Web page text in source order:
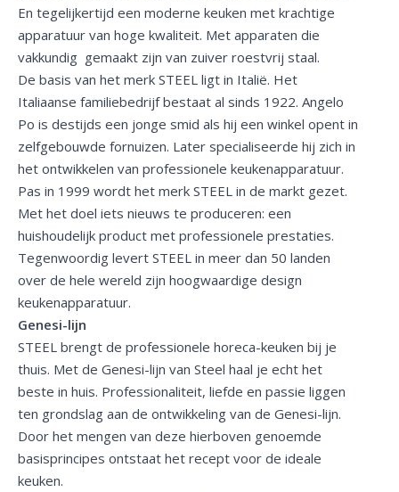
En tegelijkertijd een moderne keuken met krachtige
apparatuur van hoge kwaliteit. Met apparaten die
vakkundig gemaakt zijn van zuiver roestvrij staal.
De basis van het merk STEEL ligt in Italië. Het
Italiaanse familiebedrijf bestaat al sinds 1922. Angelo
Po is destijds een jonge smid als hij een winkel opent in
zelfgebouwde fornuizen. Later specialiseerde hij zich in
het ontwikkelen van professionele keukenapparatuur.
Pas in 1999 wordt het merk STEEL in de markt gezet.
Met het doel iets nieuws te produceren: een
huishoudelijk product met professionele prestaties.
Tegenwoordig levert STEEL in meer dan 50 landen
over de hele wereld zijn hoogwaardige design
keukenapparatuur.
Genesi-lijn
STEEL brengt de professionele horeca-keuken bij je
thuis. Met de Genesi-lijn van Steel haal je echt het
beste in huis. Professionaliteit, liefde en passie liggen
ten grondslag aan de ontwikkeling van de Genesi-lijn.
Door het mengen van deze hierboven genoemde
basisprincipes ontstaat het recept voor de ideale
keuken.